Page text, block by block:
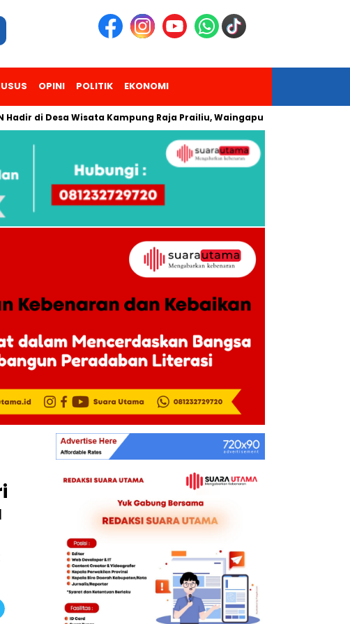
OPINI POLITIK EKONOMI
Desa Wisata Kampung Raja Prailiu, Waingapu! Dua Pendaki